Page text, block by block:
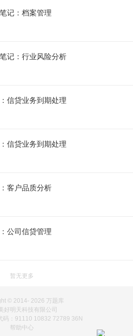
记：档案管理
记：行业风险分析
信贷业务到期处理
信贷业务到期处理
客户品质分析
公司信贷管理
暂无更多
© 2014- 2026 万题库
好明天科技有限公司
码：91110 10832 72789 36N
帮助中心